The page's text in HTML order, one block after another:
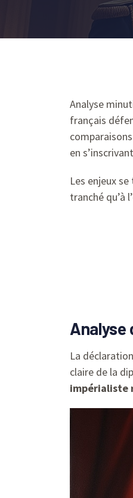
Analyse
français
en
Les enjeux
tranché qu’à
Analyse
La
claire de la
impérialiste